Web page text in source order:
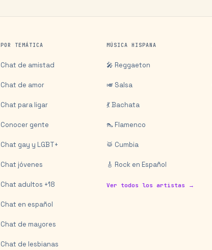
POR TEMÁTICA
Chat de amistad
Chat de amor
Chat para ligar
Conocer gente
Chat gay y LGBT+
Chat jóvenes
Chat adultos +18
Chat en español
Chat de mayores
Chat de lesbianas
MÚSICA HISPANA
🎤 Reggaeton
🎺 Salsa
💃 Bachata
👠 Flamenco
🥁 Cumbia
🎸 Rock en Español
Ver todos los artistas →